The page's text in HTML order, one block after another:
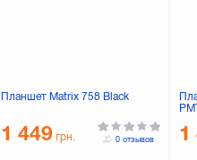
Планшет Matrix 758 Black
1 449 грн. 0 отзывов 1